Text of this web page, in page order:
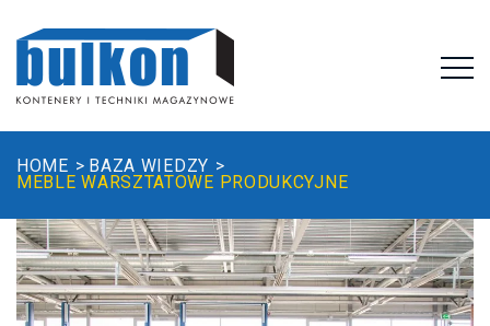
HOME BAZA WIEDZY
MEBLE WARSZTATOWE PRODUKCYJNE